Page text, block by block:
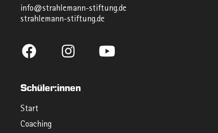
info@strahlemann-stiftung.de
strahlemann-stiftung.de
Schüler:innen
Start
Coaching